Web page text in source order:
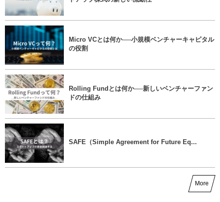
Micro VCとは何か──小規模ベンチャーキャピタル
の役割
Rolling Fundとは何か──新しいベンチャーファン
ドの仕組み
SAFE（Simple Agreement for Future Eq...
More